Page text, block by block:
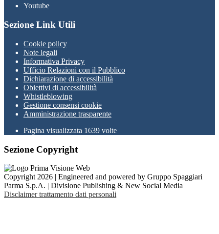
Youtube
Sezione Link Utili
Cookie policy
Note legali
Informativa Privacy
Ufficio Relazioni con il Pubblico
Dichiarazione di accessibilità
Obiettivi di accessibilità
Whistleblowing
Gestione consensi cookie
Amministrazione trasparente
Pagina visualizzata 1639 volte
Sezione Copyright
Copyright 2026 | Engineered and powered by Gruppo Spaggiari
Parma S.p.A. | Divisione Publishing & New Social Media
Disclaimer trattamento dati personali